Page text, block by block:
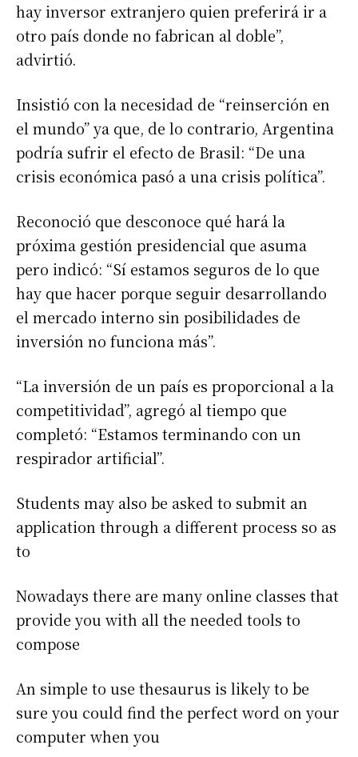
hay inversor extranjero quien preferirá ir a
otro país donde no fabrican al doble”,
advirtió.
Insistió con la necesidad de “reinserción en
el mundo” ya que, de lo contrario, Argentina
podría sufrir el efecto de Brasil: “De una
crisis económica pasó a una crisis política”.
Reconoció que desconoce qué hará la
próxima gestión presidencial que asuma
pero indicó: “Sí estamos seguros de lo que
hay que hacer porque seguir desarrollando
el mercado interno sin posibilidades de
inversión no funciona más”.
“La inversión de un país es proporcional a la
competitividad”, agregó al tiempo que
completó: “Estamos terminando con un
respirador artificial”.
Students may also be asked to submit an
application through a different process so as
to
Nowadays there are many online classes that
provide you with all the needed tools to
compose
An simple to use thesaurus is likely to be
sure you could find the perfect word on your
computer when you